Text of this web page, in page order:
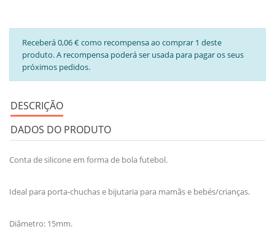
Receberá 0,06 € como recompensa ao comprar 1 deste
produto. A recompensa poderá ser usada para pagar os seus
próximos pedidos.
DESCRIÇÃO
DADOS DO PRODUTO
Conta de silicone em forma de bola futebol.
Ideal para porta-chuchas e bijutaria para mamãs e bebés/crianças.
Diâmetro: 15mm.